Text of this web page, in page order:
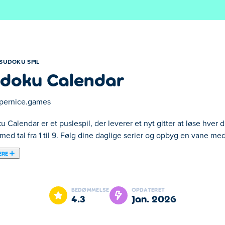
SPIL
Calendar
Calendar er et puslespil, der leverer et nyt gitter at løse hver
tal fra 1 til 9. Følg dine daglige serier og opbyg en vane
oplevelse til nye sjove højder! Vælg dagens Sudoku-
hvis du har brug for dem. Det er tid til at løse nogle
BEDØMMELSE
4.3
OPDATERET
jan. 2026